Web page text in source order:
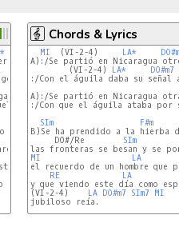
MI
caliente/:
:
con cebo/:
al obrero/:
SIm
del continente
SIm
moría
del monte
Chords & Lyrics
MI
  (VI-2-4)
LA*
A):/Se partió en Nicaragua
        (VI-2-4)
LA* DO#m7
:/Con el águila daba su señal
A):/Se partió en Nicaragua
:/Con que el águila ataba por
SIm
F#m
B)Se ha prendido a la hierba
     DO#/Re
SIm
MI
LA
el recuerdo de un hombre que
RE
LA
y que viendo este día como
(VI-2-4) LA DO#m7 SIm7
MI
jubiloso reía.